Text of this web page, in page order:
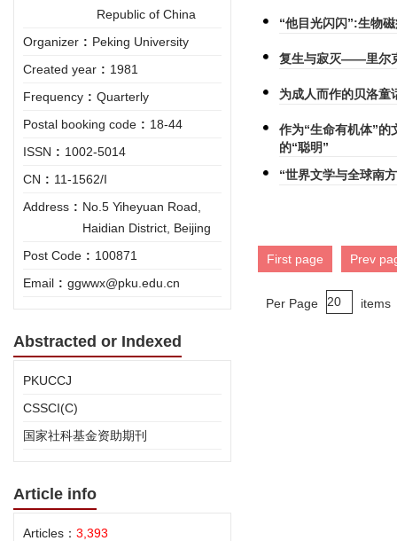
Republic of China
Organizer : Peking University
Created year : 1981
Frequency : Quarterly
Postal booking code : 18-44
ISSN : 1002-5014
CN : 11-1562/I
Address : No.5 Yiheyuan Road,
Haidian District, Beijing
Post Code : 100871
Email : ggwwx@pku.edu.cn
Abstracted or Indexed
PKUCCJ
CSSCI(C)
国家社科基金资助期刊
Article info
Articles： 3,393
“他目光闪闪”:生物
复生与寂灭——里尔
为成人而作的贝洛童
作为“生命有机体”
的“聪明”
“世界文学与全球南
First page Prev
Per Page items